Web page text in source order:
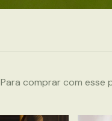
Para comprar com esse